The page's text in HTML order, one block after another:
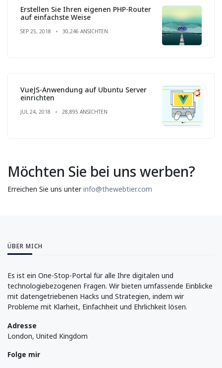
Erstellen Sie Ihren eigenen PHP-Router
auf einfachste Weise
SEP 25, 2018 30,246 ANSICHTEN
VueJS-Anwendung auf Ubuntu Server
einrichten
JUL 24, 2018 28,895 ANSICHTEN
Möchten Sie bei uns werben?
Erreichen Sie uns unterinfo@thewebtier.com
ÜBER MICH
Es ist ein One-Stop-Portal für alle Ihre digitalen und
technologiebezogenen Fragen. Wir bieten umfassende Einblicke
mit datengetriebenen Hacks und Strategien, indem wir
Probleme mit Klarheit, Einfachheit und Ehrlichkeit lösen.
Adresse
London, United Kingdom
Folge mir